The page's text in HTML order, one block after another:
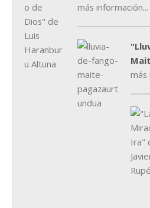
más información...
más